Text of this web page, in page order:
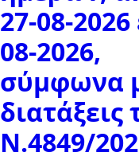
27-08-
08-2026,
σύμφωνα
διατάξεις
Ν.4849/